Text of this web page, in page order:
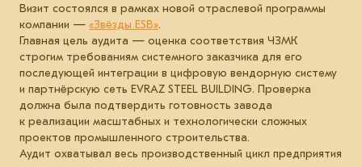
Визит состоялся в рамках новой отраслевой программы
компании — «Звёзды ESB».
Главная цель аудита — оценка соответствия ЧЗМК
строгим требованиям системного заказчика для его
последующей интеграции в цифровую вендорную систему
и партнёрскую сеть EVRAZ STEEL BUILDING. Проверка
должна была подтвердить готовность завода
к реализации масштабных и технологически сложных
проектов промышленного строительства.
Аудит охватывал весь производственный цикл предприятия